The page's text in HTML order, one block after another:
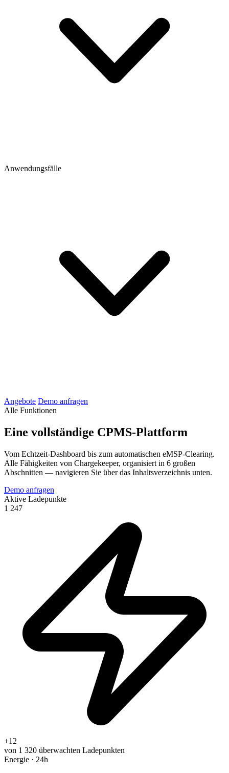
Anwendungsfälle
Angebote Demo anfragen
Alle Funktionen
Eine vollständige CPMS-Plattform
Vom Echtzeit-Dashboard bis zum automatischen eMSP-Clearing.
Alle Fähigkeiten von Chargekeeper, organisiert in 6 großen
Abschnitten — navigieren Sie über das Inhaltsverzeichnis unten.
Demo anfragen
Aktive Ladepunkte
1 247
+12
von 1 320 überwachten Ladepunkten
Energie · 24h